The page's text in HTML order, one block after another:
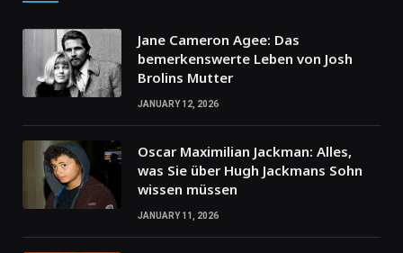
Jane Cameron Agee: Das
bemerkenswerte Leben von Josh
Brolins Mutter
JANUARY 12, 2026
Oscar Maximilian Jackman: Alles,
was Sie über Hugh Jackmans Sohn
wissen müssen
JANUARY 11, 2026